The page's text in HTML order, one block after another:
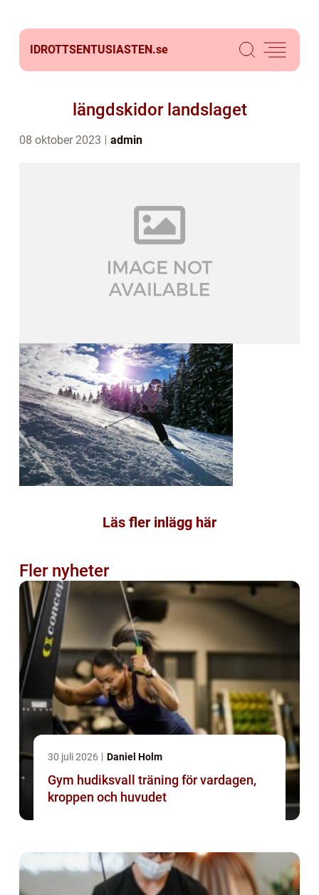
IDROTTSENTUSIASTEN.se
längdskidor landslaget
08 oktober 2023 admin
Läs fler inlägg här
Fler nyheter
30 juli 2026 Daniel Holm
Gym hudiksvall träning för vardagen,
kroppen och huvudet